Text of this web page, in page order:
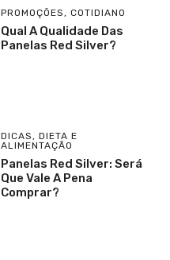
PROMOÇÕES, COTIDIANO
Qual A Qualidade Das
Panelas Red Silver?
DICAS, DIETA E
ALIMENTAÇÃO
Panelas Red Silver: Será
Que Vale A Pena
Comprar?